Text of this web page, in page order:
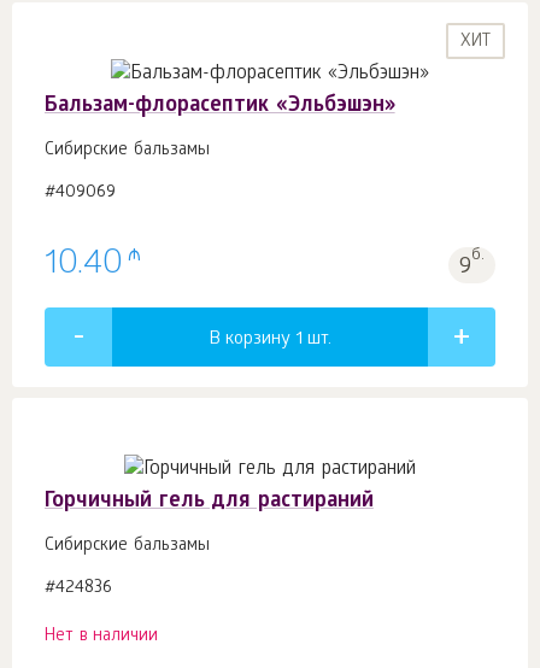
ХИТ
Бальзам-флорасептик «Эльбэшэн»
Сибирские бальзамы
#409069
10.40 ₼ 9б.
В корзину 1 шт.
Горчичный гель для растираний
Сибирские бальзамы
#424836
Нет в наличии